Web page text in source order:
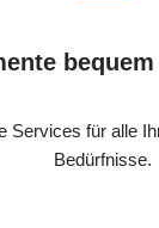
Services für alle
Bedürfnisse.